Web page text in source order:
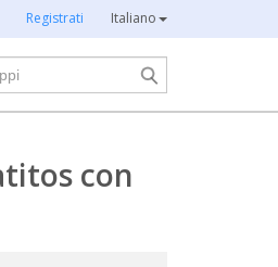
Registrati Italiano
con